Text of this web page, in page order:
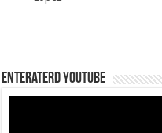
EnterateRD YOUTUBE